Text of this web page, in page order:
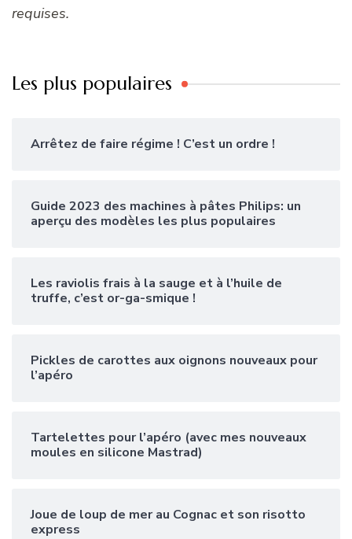
requises.
Les plus populaires
Arrêtez de faire régime ! C’est un ordre !
Guide 2023 des machines à pâtes Philips: un
aperçu des modèles les plus populaires
Les raviolis frais à la sauge et à l’huile de
truffe, c’est or-ga-smique !
Pickles de carottes aux oignons nouveaux pour
l’apéro
Tartelettes pour l’apéro (avec mes nouveaux
moules en silicone Mastrad)
Joue de loup de mer au Cognac et son risotto
express